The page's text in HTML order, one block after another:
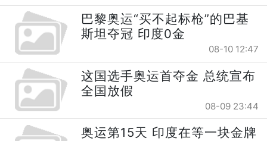
巴黎奥运“买不起标枪”的巴基
斯坦夺冠 印度0金
08-10 12:47
这国选手奥运首夺金 总统宣布
全国放假
08-09 23:44
奥运第15天 印度在等一块金牌